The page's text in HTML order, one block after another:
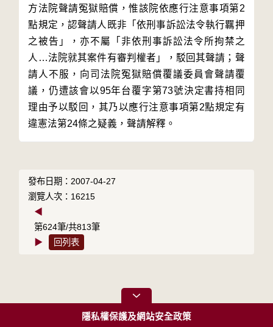
方法院聲請冤獄賠償，惟該院依應行注意事項第2
點規定，認聲請人既非「依刑事訴訟法令執行羈押
之被告」，亦不屬「非依刑事訴訟法令所拘禁之
人…法院就其案件有審判權者」，駁回其聲請；聲
請人不服，向司法院冤獄賠償覆議委員會聲請覆
議，仍遭該會以95年台覆字第73號決定書持相同
理由予以駁回，其乃以應行注意事項第2點規定有
發布日期：2007-04-27
瀏覽人次：16215
◀
第624筆/共813筆
▶
回列表
隱私權保護及網站安全政策